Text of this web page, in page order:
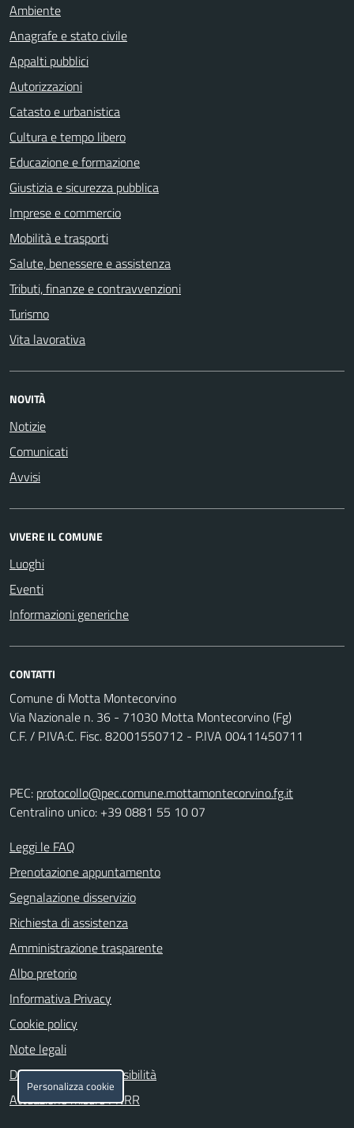
Ambiente
Anagrafe e stato civile
Appalti pubblici
Autorizzazioni
Catasto e urbanistica
Cultura e tempo libero
Educazione e formazione
Giustizia e sicurezza pubblica
Imprese e commercio
Mobilità e trasporti
Salute, benessere e assistenza
Tributi, finanze e contravvenzioni
Turismo
Vita lavorativa
NOVITÀ
Notizie
Comunicati
Avvisi
VIVERE IL COMUNE
Luoghi
Eventi
Informazioni generiche
CONTATTI
Comune di Motta Montecorvino
Via Nazionale n. 36 - 71030 Motta Montecorvino (Fg)
C.F. / P.IVA:C. Fisc. 82001550712 - P.IVA 00411450711
PEC: protocollo@pec.comune.mottamontecorvino.fg.it
Centralino unico: +39 0881 55 10 07
Leggi le FAQ
Prenotazione appuntamento
Segnalazione disservizio
Richiesta di assistenza
Amministrazione trasparente
Albo pretorio
Informativa Privacy
Cookie policy
Note legali
Dichiarazione di accessibilità
Attuazione misure PNRR
Personalizza cookie